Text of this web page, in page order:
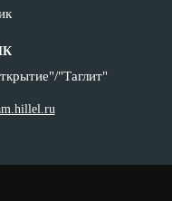
"Таглит"